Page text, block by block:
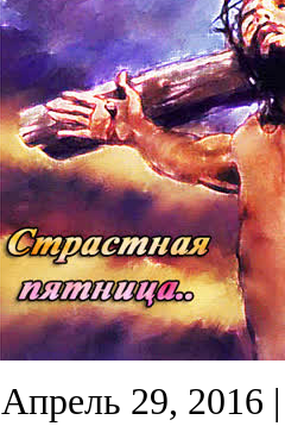
Апрель 29, 2016